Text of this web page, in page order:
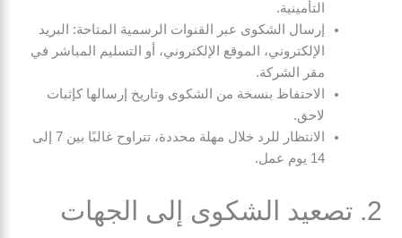
التأمينية.
إرسال الشكوى عبر القنوات الرسمية المتاحة: البريد
الإلكتروني، الموقع الإلكتروني، أو التسليم المباشر في
مقر الشركة.
الاحتفاظ بنسخة من الشكوى وتاريخ إرسالها كإثبات
لاحق.
الانتظار للرد خلال مهلة محددة، تتراوح غالبًا بين 7 إلى
14 يوم عمل.
2. تصعيد الشكوى إلى الجهات